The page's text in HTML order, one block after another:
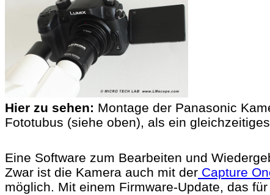
Hier zu sehen: Montage der Panasonic
Fototubus (siehe oben), als ein
Eine Software zum Bearbeiten und
Zwar ist die Kamera auch mit der Capture
möglich. Mit einem Firmware-Update, das